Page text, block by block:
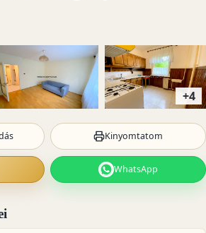
+4
Kinyomtatom
WhatsApp